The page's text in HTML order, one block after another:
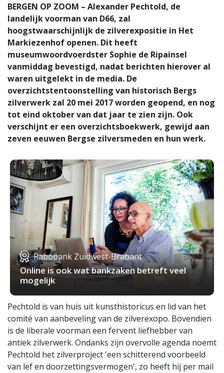
BERGEN OP ZOOM – Alexander Pechtold, de
landelijk voorman van D66, zal
hoogstwaarschijnlijk de zilverexpositie in Het
Markiezenhof openen. Dit heeft
museumwoordvoerdster Sophie de Ripainsel
vanmiddag bevestigd, nadat berichten hierover al
waren uitgelekt in de media. De
overzichtstentoonstelling van historisch Bergs
zilverwerk zal 20 mei 2017 worden geopend, en nog
tot eind oktober van dat jaar te zien zijn. Ook
verschijnt er een overzichtsboekwerk, gewijd aan
zeven eeuwen Bergse zilversmeden en hun werk.
Rabobank Zuidwest-Brabant
Online is ook wat bankzaken betreft veel
mogelijk
Pechtold is van huis uit kunsthistoricus en lid van het
comité van aanbeveling van de zilverexopo. Bovendien
is de liberale voorman een fervent liefhebber van
antiek zilverwerk. Ondanks zijn overvolle agenda noemt
Pechtold het zilverproject 'een schitterend voorbeeld
van lef en doorzettingsvermogen', zo heeft hij per mail